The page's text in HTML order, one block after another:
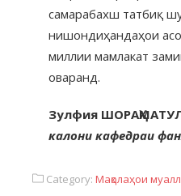
самарабахш татбиқ
нишондиҳандаҳои
миллии мамлакат
оваранд.
Зулфия
калони кафедраи
Category: Мақолаҳои